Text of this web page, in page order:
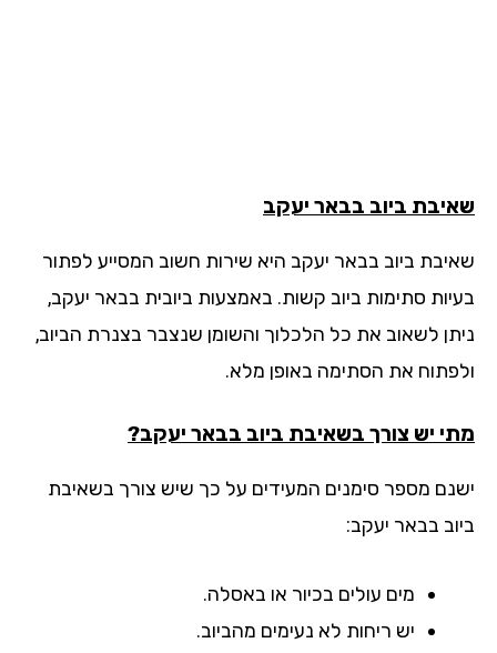
ביובבבאר יעקב
ביוב בבאר יעקב היא שירות חשוב המסייע לפתור
סתימות ביוב קשות. באמצעות ביובית בבאר יעקב,
לשאוב את כל הלכלוך והשומן שנצבר בצנרת הביוב,
את הסתימה באופן מלא.
יש צורך בשאיבת ביוב בבאר יעקב?
מספר סימנים המעידים על כך שיש צורך בשאיבת
בבאר יעקב:
מים עולים בכיור או באסלה.
יש ריחות לא נעימים מהביוב.